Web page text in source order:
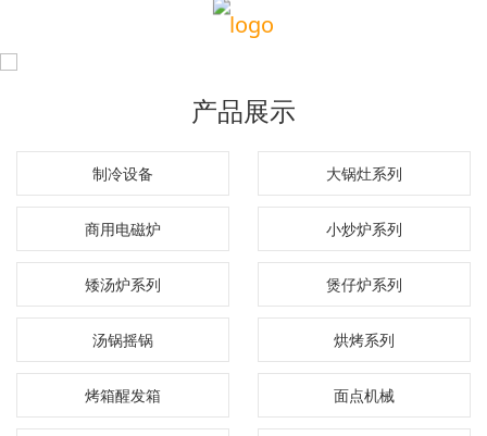
产品展示
制冷设备 大锅灶系列
商用电磁炉 小炒炉系列
矮汤炉系列 煲仔炉系列
汤锅摇锅 烘烤系列
烤箱醒发箱 面点机械